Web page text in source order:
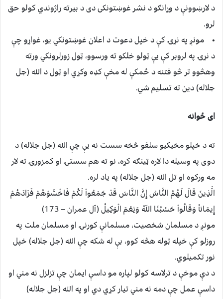
د لارښوونې د وړانګو د نشر غوښتونکی دی د بیرته راژوندي کولو حق
لرو.
• مونږ په نړۍ کې د خپل دعوت د اعلان غوښتونکي یو، غواړو چې
د نړۍ په لروبر کې یې ټولو خلکو ته ورسوو، ټول زورلرونکي ورته
وهڅوو تر څو فتنه د ځمكې له مخې كډه وكړي او ټول د الله (جل
جلاله) دین ته تسلیم شي.
اى ځوانه
ته د خپلو مخيكيو سلفو څخه سست نه یې چې الله (جل جلاله) د
دوی په وسیله دا لاره ټینګه کړه، نو ته هم سستۍ او کمزورۍ ته لار
مه ورکوه او تل الله (جل جلاله) په یاد لره.
الَّذِينَ قَالَ لَهُمُ النَّاسُ إِنَّ النَّاسَ قَدْ جَمَعُواْ لَكُمْ فَاخْشَوْهُمْ فَزَادَهُمْ
إِيمَاناً وَقَالُواْ حَسْبُنَا اللّهُ وَنِعْمَ الْوَكِيلُ (آل عمران – 173)‏
مونږ د مسلمان شخصیت، مسلمانې کورنۍ او مسلمان ملت په
روزلو كې خپله ټوله هڅه كوو، بې له شکه چې الله (جل جلاله) خپل
نور تکمیلوي.
د دې موخې د ترلاسه كولو لپاره مو داسې ایمان چې تزلزل نه مني او
داسې عمل چې دمه نه مني تیار کړي دي او په الله (جل جلاله)